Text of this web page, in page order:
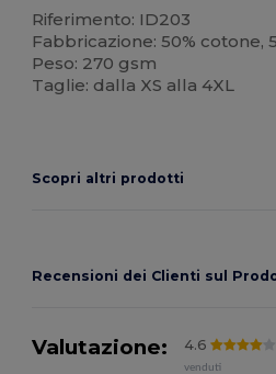
Riferimento: ID203
Fabbricazione: 50% cotone,
Peso: 270 gsm
Taglie: dalla XS alla 4XL
Scopri altri prodotti
Recensioni dei Clienti sul
Valutazione: 4.6
venduti